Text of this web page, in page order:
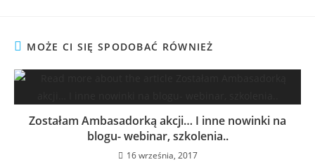
MOŻE CI SIĘ SPODOBAĆ RÓWNIEŻ
Zostałam Ambasadorką akcji… I inne nowinki na
blogu- webinar, szkolenia..
16 września, 2017